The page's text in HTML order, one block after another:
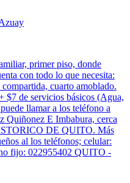
primer piso, donde
con todo lo que necesita:
cuarto amoblado.
$7 de servicios básicos (Agua,
llamar a los teléfono a
Quiñonez E Imbabura, cerca
DE QUITO. Más
al los teléfonos; celular:
fijo: 022955402 QUITO -